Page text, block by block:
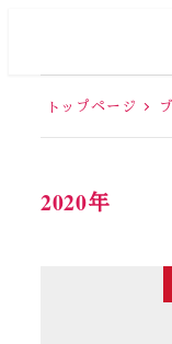
トップページ
2020年